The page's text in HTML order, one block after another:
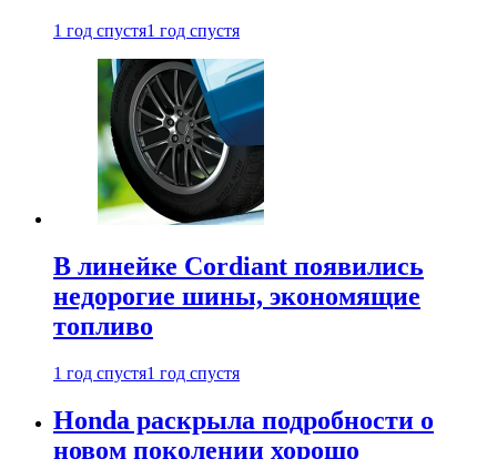
1 год спустя1 год спустя
В линейке Cordiant появились
недорогие шины, экономящие
топливо
1 год спустя1 год спустя
Honda раскрыла подробности о
новом поколении хорошо